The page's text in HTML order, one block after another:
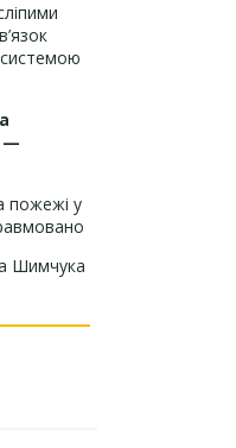
—
пожежі у
Шимчука